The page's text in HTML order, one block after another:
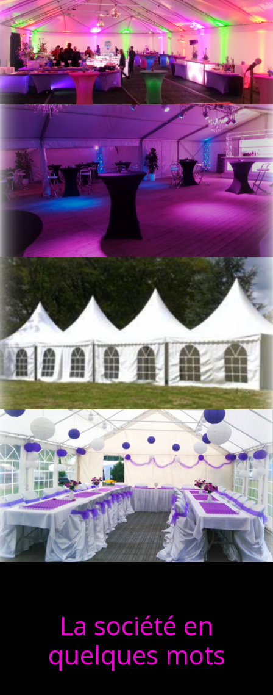
La société en
quelques mots